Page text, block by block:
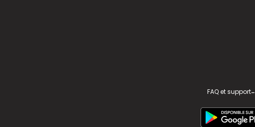
FAQ et support-